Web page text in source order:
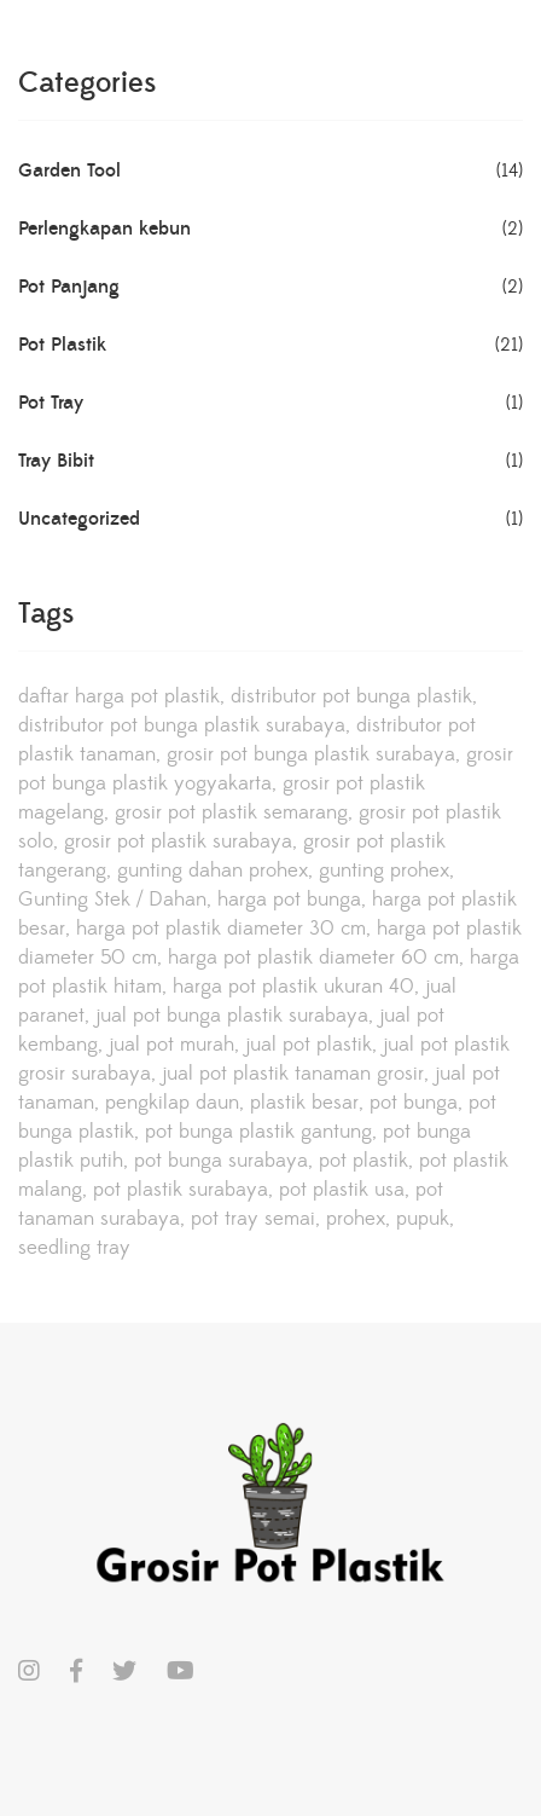
Categories
Garden Tool (14)
Perlengkapan kebun (2)
Pot Panjang (2)
Pot Plastik (21)
Pot Tray (1)
Tray Bibit (1)
Uncategorized (1)
Tags
daftar harga pot plastik distributor pot bunga plastik
distributor pot bunga plastik surabaya distributor pot
plastik tanaman grosir pot bunga plastik surabaya grosir
pot bunga plastik yogyakarta grosir pot plastik
magelang grosir pot plastik semarang grosir pot plastik
solo grosir pot plastik surabaya grosir pot plastik
tangerang gunting dahan prohex gunting prohex
Gunting Stek / Dahan harga pot bunga harga pot plastik
besar harga pot plastik diameter 30 cm harga pot plastik
diameter 50 cm harga pot plastik diameter 60 cm harga
pot plastik hitam harga pot plastik ukuran 40 jual
paranet jual pot bunga plastik surabaya jual pot
kembang jual pot murah jual pot plastik jual pot plastik
grosir surabaya jual pot plastik tanaman grosir jual pot
tanaman pengkilap daun plastik besar pot bunga pot
bunga plastik pot bunga plastik gantung pot bunga
plastik putih pot bunga surabaya pot plastik pot plastik
malang pot plastik surabaya pot plastik usa pot
tanaman surabaya pot tray semai prohex pupuk
seedling tray